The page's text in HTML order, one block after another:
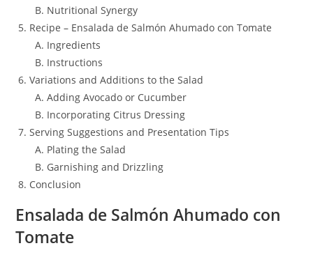
Nutritional Synergy
Recipe – Ensalada de Salmón Ahumado con Tomate
Ingredients
Instructions
Variations and Additions to the Salad
Adding Avocado or Cucumber
Incorporating Citrus Dressing
Serving Suggestions and Presentation Tips
Plating the Salad
Garnishing and Drizzling
Conclusion
Ensalada de Salmón Ahumado con
Tomate